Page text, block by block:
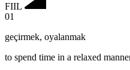
FIIL
01
geçirmek, oyalanmak
to spend time in a relaxed